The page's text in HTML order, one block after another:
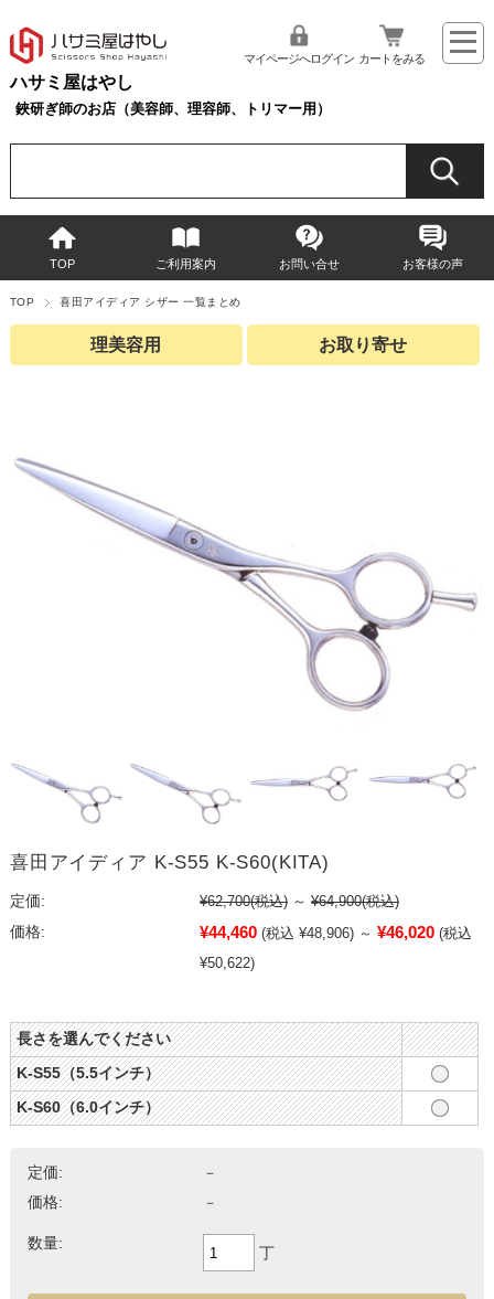
ハサミ屋はやし
鋏研ぎ師のお店（美容師、理容師、トリマー用）
マイページへログイン カートをみる
TOP ご利用案内 お問い合せ お客様の声
TOP 喜田アイディア シザー 一覧まとめ
理美容用 お取り寄せ
喜田アイディア K-S55 K-S60(KITA)
定価: ¥62,700(税込) ～ ¥64,900(税込)
価格:
¥44,460 (税込 ¥48,906) ～ ¥46,020 (税込
¥50,622)
長さを選んでください
K-S55（5.5インチ）
K-S60（6.0インチ）
定価:
－
価格:
－
数量:
丁